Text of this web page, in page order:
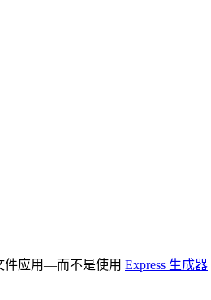
件应用—而不是使用 Express 生成器